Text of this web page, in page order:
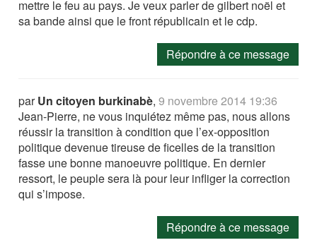
mettre le feu au pays. Je veux parler de gilbert noël et
sa bande ainsi que le front républicain et le cdp.
Répondre à ce message
parUn citoyen burkinabè,9 novembre 2014 19:36
Jean-Pierre, ne vous inquiétez même pas, nous allons
réussir la transition à condition que l’ex-opposition
politique devenue tireuse de ficelles de la transition
fasse une bonne manoeuvre politique. En dernier
ressort, le peuple sera là pour leur infliger la correction
qui s’impose.
Répondre à ce message